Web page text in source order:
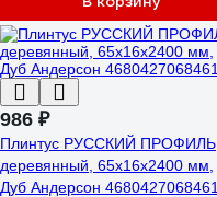
986 ₽
Плинтус РУССКИЙ ПРОФИЛЬ
деревянный, 65х16х2400 мм,
Дуб Андерсон 4680427068461